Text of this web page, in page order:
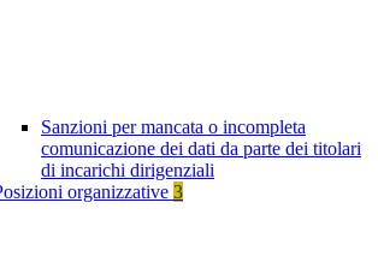
Sanzioni per mancata o incompleta
comunicazione dei dati da parte dei titolari
di incarichi dirigenziali
organizzative 3